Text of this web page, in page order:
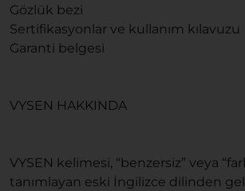
Gözlük bezi
Sertifikasyonlar ve kullanım kılavuzu
Garanti belgesi
VYSEN HAKKINDA
VYSEN kelimesi, “benzersiz” veya
tanımlayan eski İngilizce dilinden